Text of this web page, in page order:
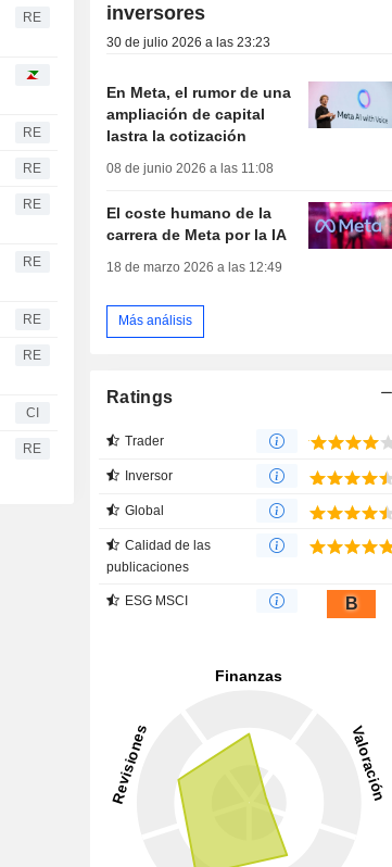
RE
RE
RE
RE
RE
RE
RE
CI
RE
inversores
30 de julio 2026 a las 23:23
En Meta, el rumor de una
ampliación de capital
lastra la cotización
08 de junio 2026 a las 11:08
El coste humano de la
carrera de Meta por la IA
18 de marzo 2026 a las 12:49
Más análisis
Ratings
Trader
Inversor
Global
Calidad de las
publicaciones
ESG MSCI B